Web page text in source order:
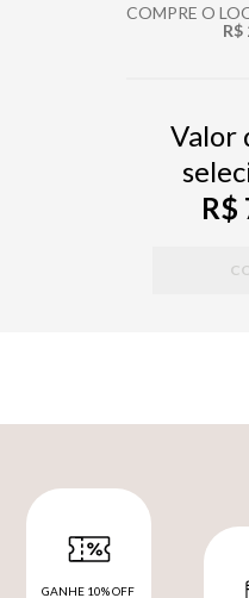
COMPRE O
R$
Valor
R$
GANHE 10% OFF